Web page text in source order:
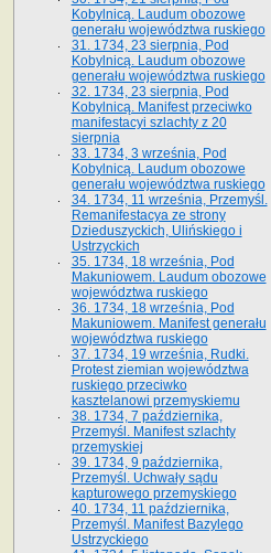
Kobylnicą. Laudum obozowe
generału województwa ruskiego
31. 1734, 23 sierpnia, Pod
Kobylnicą. Laudum obozowe
generału województwa ruskiego
32. 1734, 23 sierpnia, Pod
Kobylnicą. Manifest przeciwko
manifestacyi szlachty z 20
sierpnia
33. 1734, 3 września, Pod
Kobylnicą. Laudum obozowe
generału województwa ruskiego
34. 1734, 11 września, Przemyśl.
Remanifestacya ze strony
Dzieduszyckich, Ulińskiego i
Ustrzyckich
35. 1734, 18 września, Pod
Makuniowem. Laudum obozowe
województwa ruskiego
36. 1734, 18 września, Pod
Makuniowem. Manifest generału
województwa ruskiego
37. 1734, 19 września, Rudki.
Protest ziemian województwa
ruskiego przeciwko
kasztelanowi przemyskiemu
38. 1734, 7 października,
Przemyśl. Manifest szlachty
przemyskiej
39. 1734, 9 października,
Przemyśl. Uchwały sądu
kapturowego przemyskiego
40. 1734, 11 października,
Przemyśl. Manifest Bazylego
Ustrzyckiego